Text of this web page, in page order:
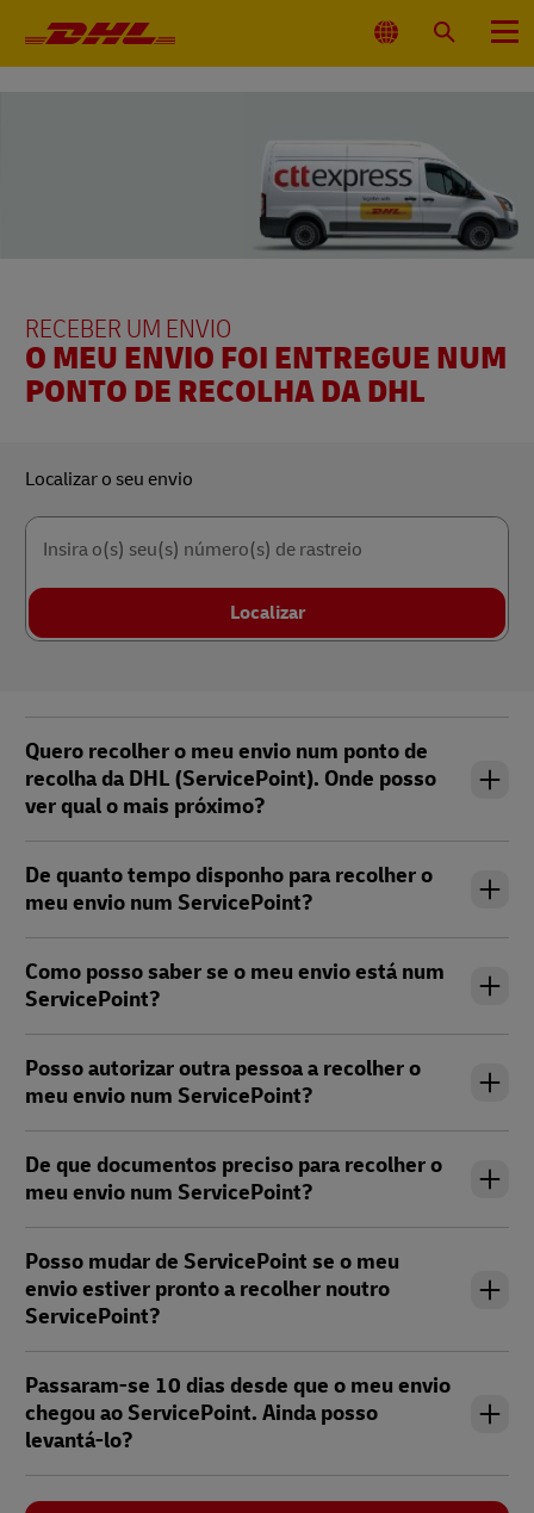
primária
Selecionar
Pesquisar
Menu
RECEBER UM ENVIO
O MEU ENVIO FOI ENTREGUE NUM
PONTO DE RECOLHA DA DHL
Localizar o seu envio
Insira o(s) seu(s) número(s) de rastreio
Localizar
Quero recolher o meu envio num ponto de
recolha da DHL (ServicePoint). Onde posso
ver qual o mais próximo?
De quanto tempo disponho para recolher o
meu envio num ServicePoint?
Como posso saber se o meu envio está num
ServicePoint?
Posso autorizar outra pessoa a recolher o
meu envio num ServicePoint?
De que documentos preciso para recolher o
meu envio num ServicePoint?
Posso mudar de ServicePoint se o meu
envio estiver pronto a recolher noutro
ServicePoint?
Passaram-se 10 dias desde que o meu envio
chegou ao ServicePoint. Ainda posso
levantá-lo?